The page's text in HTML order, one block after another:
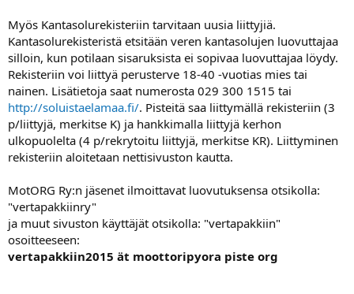
Myös Kantasolurekisteriin tarvitaan uusia liittyjiä.
Kantasolurekisteristä etsitään veren kantasolujen luovuttajaa
silloin, kun potilaan sisaruksista ei sopivaa luovuttajaa löydy.
Rekisteriin voi liittyä perusterve 18-40 -vuotias mies tai
nainen. Lisätietoja saat numerosta 029 300 1515 tai
http://soluistaelamaa.fi/. Pisteitä saa liittymällä rekisteriin (3
p/liittyjä, merkitse K) ja hankkimalla liittyjä kerhon
ulkopuolelta (4 p/rekrytoitu liittyjä, merkitse KR). Liittyminen
rekisteriin aloitetaan nettisivuston kautta.
MotORG Ry:n jäsenet ilmoittavat luovutuksensa otsikolla:
"vertapakkiinry"
ja muut sivuston käyttäjät otsikolla: "vertapakkiin"
osoitteeseen:
vertapakkiin2015 ät moottoripyora piste org